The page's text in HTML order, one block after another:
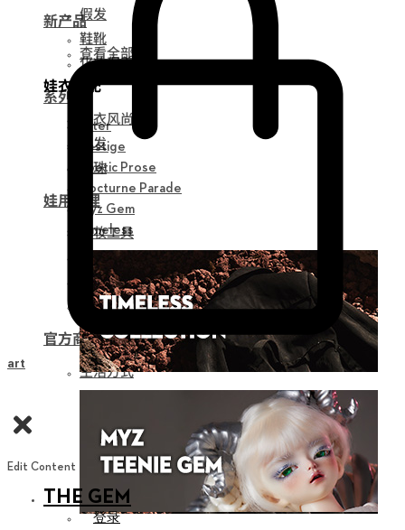
新产品
查看全部
娃衣搭配
娃衣风尚
假发
眼珠
娃用护理
化妆工具
组装工具
修正工具
娃用收纳
官方商品
生活方式
假发
鞋靴
化妆保养品
系列
Alter
Vestige
Poetic Prose
Nocturne Parade
Myz Gem
Timeless
Edit Content
THE GEM
登录